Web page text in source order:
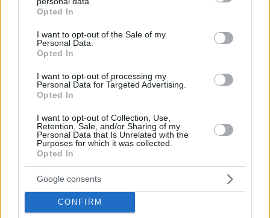
grant or deny consent to Google and its third-party tags to
use your data for below specified purposes in below Google
consent section.
Opted In
I want to opt-out of the Sale of my
Personal Data.
Opted In
I want to opt-out of processing my
Personal Data for Targeted Advertising.
Opted In
I want to opt-out of Collection, Use,
Retention, Sale, and/or Sharing of my
Personal Data that Is Unrelated with the
Purposes for which it was collected.
Opted In
Google consents
CONFIRM
ΔΕΙΤΕ ΟΛΑ ΤΑ GAMES
Best of Network